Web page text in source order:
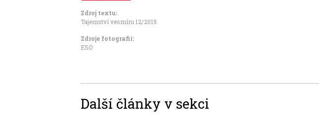
Zdroj textu:
Tajemství vesmíru 12/2015
Zdroje fotografii:
ESO
Další články v sekci